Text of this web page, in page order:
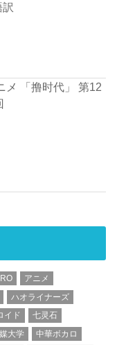
メ 「撸时代」 第12
アニメ
ハオライナーズ
イド
七灵石
大学
中華ボカロ